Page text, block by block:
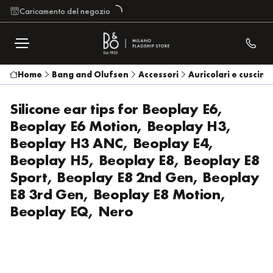
Caricamento del negozio
Home Bang and Olufsen Accessori Auricolari e
Silicone ear tips for Beoplay E6,
Beoplay E6 Motion, Beoplay H3,
Beoplay H3 ANC, Beoplay E4,
Beoplay H5, Beoplay E8, Beoplay E8
Sport, Beoplay E8 2nd Gen, Beoplay
E8 3rd Gen, Beoplay E8 Motion,
Beoplay EQ, Nero